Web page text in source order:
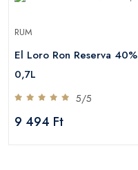
RUM
El Loro Ron Reserva 40%
0,7L
5/5
9 494 Ft